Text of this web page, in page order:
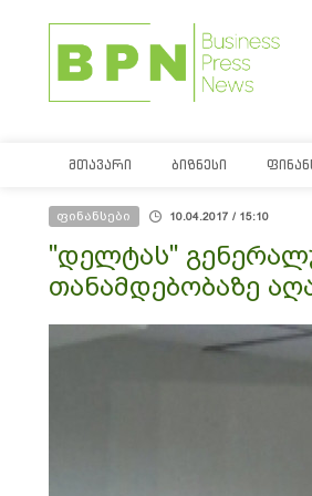
ᲛᲗᲐᲕᲐᲠᲘ ᲑᲘᲖᲜᲔᲡᲘ
ფინანსები 10.04.2017 / 15:10
"დელტას"
თანამდებობაზე